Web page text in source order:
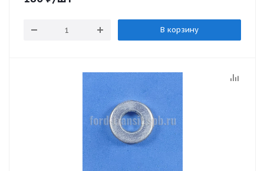
В корзину